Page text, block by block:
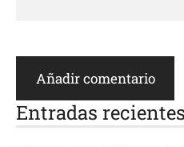
Entradas recientes